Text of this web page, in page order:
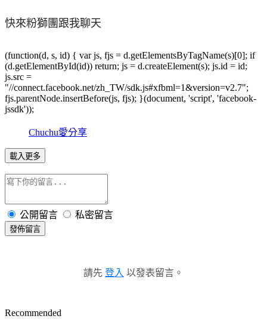
快來粉獅團跟我聊天
(function(d, s, id) { var js, fjs = d.getElementsByTagName(s)[0]; if
(d.getElementById(id)) return; js = d.createElement(s); js.id = id;
js.src =
"//connect.facebook.net/zh_TW/sdk.js#xfbml=1&version=v2.7";
fjs.parentNode.insertBefore(js, fjs); }(document, 'script', 'facebook-
jssdk'));
Chuchu愛分享
載入更多
公開留言 私密留言
發佈留言
請先 登入 以發表留言。
Recommended